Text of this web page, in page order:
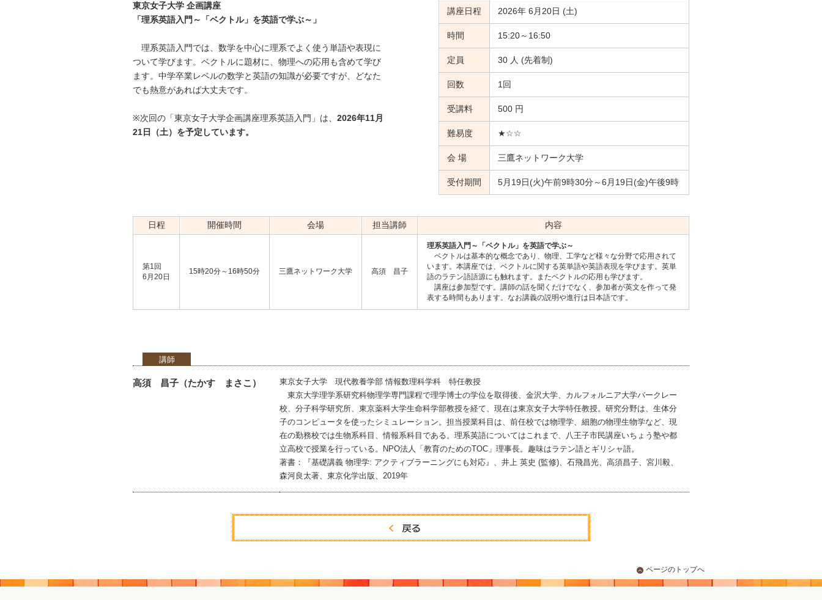
東京女子大学 企画講座
「理系英語入門～「ベクトル」を英語で学ぶ～」
理系英語入門では、数学を中心に理系でよく使う単語や表現に
ついて学びます。ベクトルに題材に、物理への応用も含めて学び
ます。中学卒業レベルの数学と英語の知識が必要ですが、どなた
でも熱意があれば大丈夫です。
※次回の「東京女子大学企画講座理系英語入門」は、 2026年11月
21日（土）を予定しています。
講座日程 2026年 6月20日 (土)
時間 15:20～16:50
定員 30 人 (先着制)
回数 1回
受講料 500 円
難易度 ★☆☆
会 場 三鷹ネットワーク大学
受付期間 5月19日(火)午前9時30分～6月19日(金)午後9時
日程 開催時間 会場 担当講師 内容
第1回
6月20日
15時20分～16時50分 三鷹ネットワーク大学 高須 昌子
理系英語入門～「ベクトル」を英語で学ぶ～
ベクトルは基本的な概念であり、物理、工学など様々な分野で応用されて
います。本講座では、ベクトルに関する英単語や英語表現を学びます。英単
語のラテン語語源にも触れます。またベクトルの応用も学びます。
講座は参加型です。講師の話を聞くだけでなく、参加者が英文を作って発
表する時間もあります。なお講義の説明や進行は日本語です。
講師
高須 昌子（たかす まさこ）
東京女子大学 現代教養学部 情報数理科学科 特任教授
東京大学理学系研究科物理学専門課程で理学博士の学位を取得後、金沢大学、カルフォルニア大学バークレー
校、分子科学研究所、東京薬科大学生命科学部教授を経て、現在は東京女子大学特任教授。研究分野は、生体分
子のコンピュータを使ったシミュレーション。担当授業科目は、前任校では物理学、細胞の物理生物学など、現
在の勤務校では生物系科目、情報系科目である。理系英語についてはこれまで、八王子市民講座いちょう塾や都
立高校で授業を行っている。NPO法人「教育のためのTOC」理事長。趣味はラテン語とギリシャ語。
著書：『基礎講義 物理学: アクティブラーニングにも対応』、井上 英史 (監修)、石飛昌光、高須昌子、宮川毅、
森河良太著、東京化学出版、2019年
ページのトップへ